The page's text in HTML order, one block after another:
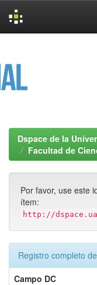
Dspace de la
Facultad de
Por favor, use este
ítem:
http://
Registro completo
Campo DC